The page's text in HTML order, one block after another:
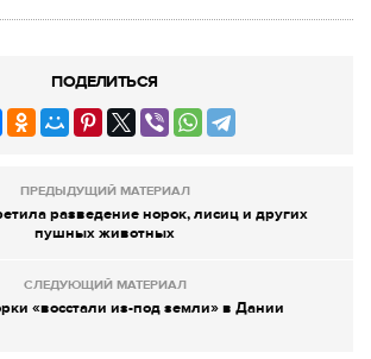
ПОДЕЛИТЬСЯ
ПРЕДЫДУЩИЙ МАТЕРИАЛ
разведение норок, лисиц и других
пушных животных
СЛЕДУЮЩИЙ МАТЕРИАЛ
«восстали из-под земли» в Дании